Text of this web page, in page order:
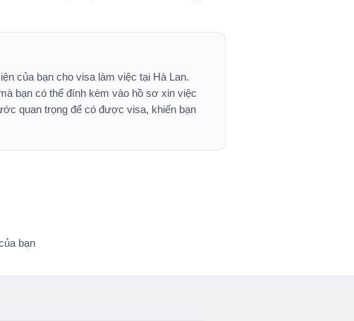
của bạn cho visa làm việc tại Hà Lan.
bạn có thể đính kèm vào hồ sơ xin việc
quan trọng để có được visa, khiến bạn
bạn